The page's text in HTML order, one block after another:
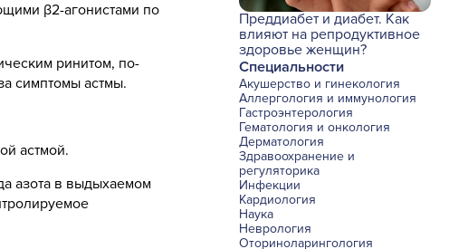
β2-агонистами по
ринитом, по-
симптомы астмы.
астмой.
азота в выдыхаемом
Преддиабет и диабет. Как
влияют на репродуктивное
здоровье женщин?
Специальности
Акушерство и гинекология
Аллергология и иммунология
Гастроэнтерология
Гематология и онкология
Дерматология
Здравоохранение и
регуляторика
Инфекции
Кардиология
Наука
Неврология
Оториноларингология